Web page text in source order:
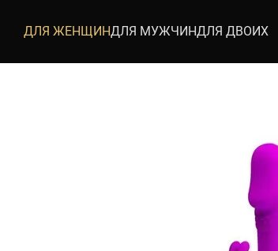
ДЛЯ ЖЕНЩИНДЛЯ МУЖЧИНДЛЯ ДВОИХ